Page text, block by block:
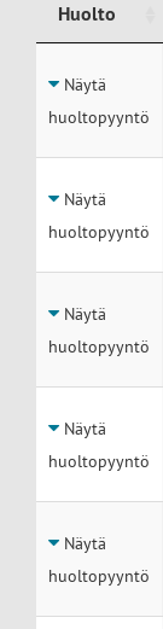
Huolto
Näytä
huoltopyyntö
Näytä
huoltopyyntö
Näytä
huoltopyyntö
Näytä
huoltopyyntö
Näytä
huoltopyyntö